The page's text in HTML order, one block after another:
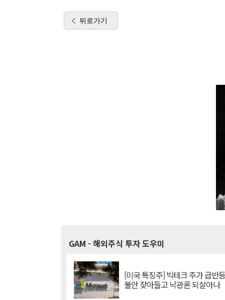
뒤로가기
GAM - 해외주식 투자 도우미
[미국 특징주] 빅테크 주가 급반
불안 잦아들고 낙관론 되살아나